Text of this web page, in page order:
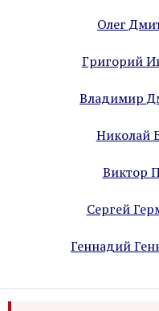
Олег
Григорий
Владимир
Николай
Виктор
Сергей
Геннадий